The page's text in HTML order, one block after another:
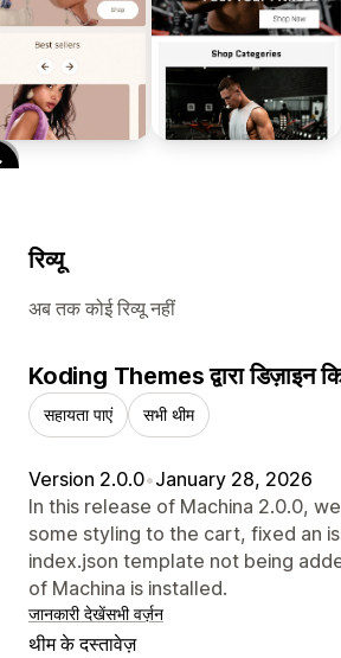
रिव्यू
अब तक कोई रिव्यू नहीं
Koding Themes द्वारा डिज़ाइन
सहायता पाएं सभी थीम
Version 2.0.0•January 28, 2026
In this release of Machina 2.0.0,
some styling to the cart, fixed an
index.json template not being
of Machina is installed.
जानकारी देखेंसभी वर्ज़न
थीम के दस्तावेज़